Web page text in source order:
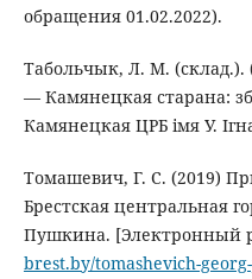
обращения 01.02.2022).
Табольчык, Л. М. (склад.).
— Камянецкая старана:
Камянецкая ЦРБ імя У.
Томашевич, Г. С. (2019)
Брестская центральная
Пушкина. [Электронный
brest.by/tomashevich-